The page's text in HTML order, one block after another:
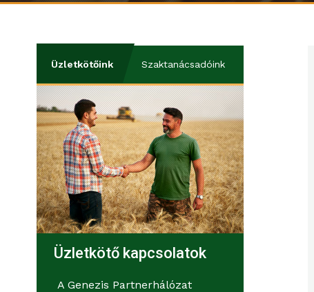
Üzletkötőink Szaktanácsadóink
Üzletkötő kapcsolatok
A Genezis Partnerhálózat